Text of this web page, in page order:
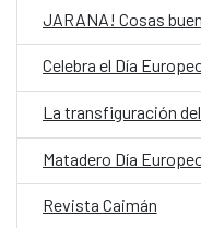
JARANA! Cosas
Celebra el Día
La transfiguración
Matadero Día
Revista Caimán